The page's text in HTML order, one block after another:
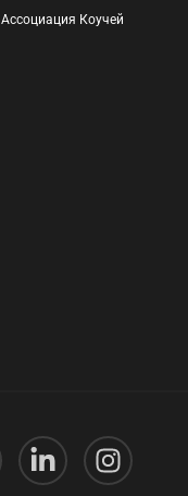
Ассоциация Коучей